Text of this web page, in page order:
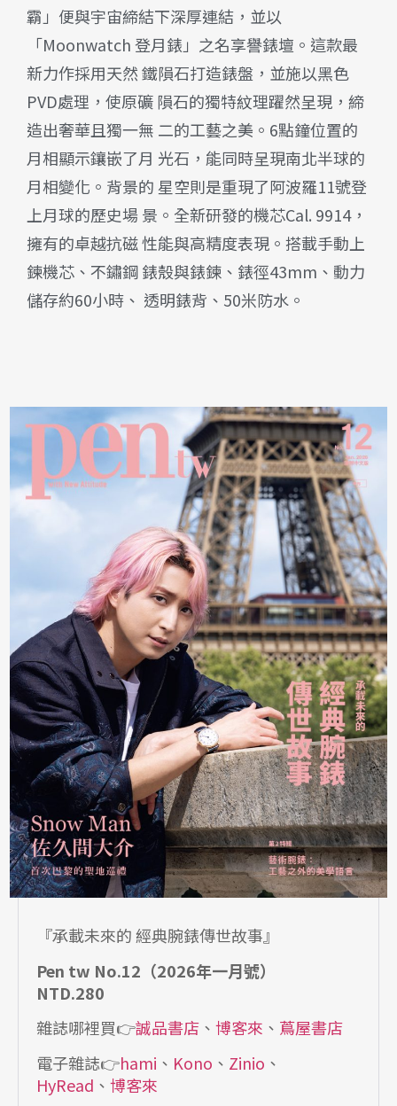
霸」便與宇宙締結下深厚連結，並以
「Moonwatch 登月錶」之名享譽錶壇。這款最
新力作採用天然 鐵隕石打造錶盤，並施以黑色
PVD處理，使原礦 隕石的獨特紋理躍然呈現，締
造出奢華且獨一無 二的工藝之美。6點鐘位置的
月相顯示鑲嵌了月 光石，能同時呈現南北半球的
月相變化。背景的 星空則是重現了阿波羅11號登
上月球的歷史場 景。全新研發的機芯Cal. 9914，
擁有的卓越抗磁 性能與高精度表現。搭載手動上
鍊機芯、不鏽鋼 錶殼與錶鍊、錶徑43mm、動力
儲存約60小時、 透明錶背、50米防水。
『承載未來的 經典腕錶傳世故事』
Pen tw No.12（2026年一月號）
NTD.280
雜誌哪裡買👉誠品書店 、 博客來 、 蔦屋書店
電子雜誌👉hami 、 Kono 、 Zinio 、
HyRead 、 博客來